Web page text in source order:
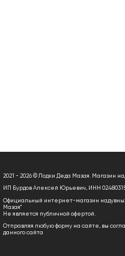
2021 - 2026 © Лодки Деда Мазая. Магазин
ИП Бурдов Алексей Юрьевич, ИНН
Официальный интернет-магазин
Мазая"
Не является публичной офертой.
Отправляя любую форму на сайте, вы
данного сайта